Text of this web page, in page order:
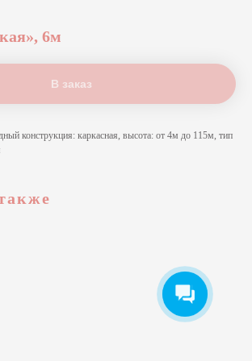
6м
В заказ
конструкция: каркасная, высота: от 4м до 115м, тип